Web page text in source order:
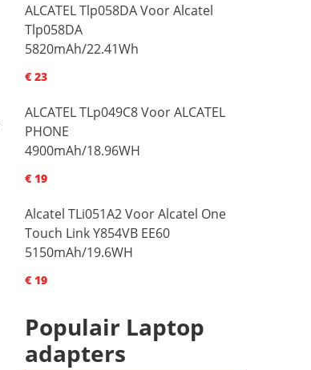
ALCATEL Tlp058DA Voor Alcatel
Tlp058DA
5820mAh/22.41Wh
€ 23
ALCATEL TLp049C8 Voor ALCATEL
PHONE
4900mAh/18.96WH
€ 19
Alcatel TLi051A2 Voor Alcatel One
Touch Link Y854VB EE60
5150mAh/19.6WH
€ 19
Populair Laptop
adapters